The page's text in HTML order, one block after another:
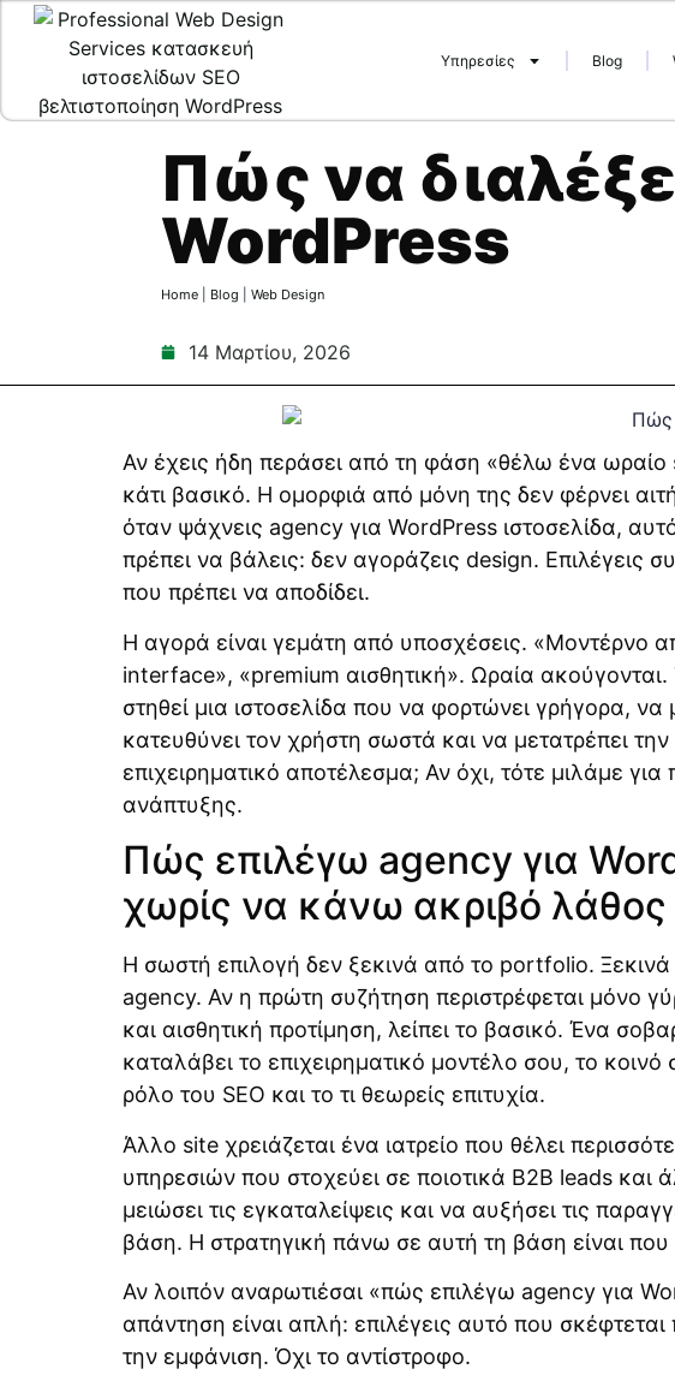
Υπηρεσίες Blog
Πώς να
WordPress
Home Blog |Web Design
14 Μαρτίου, 2026
Αν έχεις ήδη περάσει από τη φάση «θέλω ένα ωραίο
κάτι βασικό. Η ομορφιά από μόνη της δεν φέρνει
όταν ψάχνεις agency για WordPress ιστοσελίδα,
πρέπει να βάλεις: δεν αγοράζεις design. Επιλέγεις
που πρέπει να αποδίδει.
Η αγορά είναι γεμάτη από υποσχέσεις. «Μοντέρνο
interface», «premium αισθητική». Ωραία
στηθεί μια ιστοσελίδα που να φορτώνει γρήγορα, να
κατευθύνει τον χρήστη σωστά και να μετατρέπει
επιχειρηματικό αποτέλεσμα; Αν όχι, τότε μιλάμε
ανάπτυξης.
Πώς επιλέγω agency για
χωρίς να κάνω ακριβό λάθος
Η σωστή επιλογή δεν ξεκινά από το portfolio. Ξεκινά
agency. Αν η πρώτη συζήτηση περιστρέφεται μόνο
και αισθητική προτίμηση, λείπει το βασικό. Ένα
καταλάβει το επιχειρηματικό μοντέλο σου, το
ρόλο του SEO και το τι θεωρείς επιτυχία.
Άλλο site χρειάζεται ένα ιατρείο που θέλει
υπηρεσιών που στοχεύει σε ποιοτικά B2B leads και
μειώσει τις εγκαταλείψεις και να αυξήσει τις
βάση. Η στρατηγική πάνω σε αυτή τη βάση είναι που
Αν λοιπόν αναρωτιέσαι «πώς επιλέγω agency για
απάντηση είναι απλή: επιλέγεις αυτό που
την εμφάνιση. Όχι το αντίστροφο.